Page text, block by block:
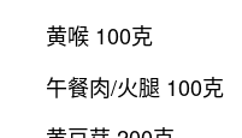
黄喉 100克
午餐肉/火腿 100克